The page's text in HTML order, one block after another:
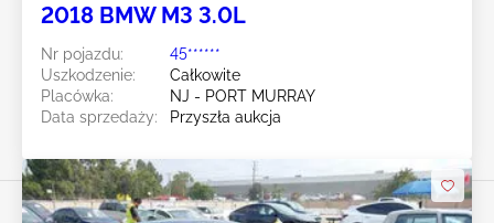
2018 BMW M3 3.0L
Nr pojazdu:
45******
Uszkodzenie:
Całkowite
Placówka:
NJ - PORT MURRAY
Data sprzedaży:
Przyszła aukcja